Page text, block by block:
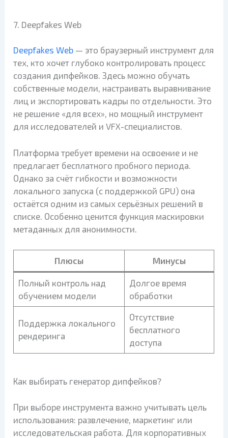
7. Deepfakes Web
Deepfakes Web — это браузерный инструмент для
тех, кто хочет глубоко контролировать процесс
создания дипфейков. Здесь можно обучать
собственные модели, настраивать выравнивание
лиц и экспортировать кадры по отдельности. Это
не решение «для всех», но мощный инструмент
для исследователей и VFX-специалистов.
Платформа требует времени на освоение и не
предлагает бесплатного пробного периода.
Однако за счёт гибкости и возможности
локального запуска (с поддержкой GPU) она
остаётся одним из самых серьёзных решений в
списке. Особенно ценится функция маскировки
метаданных для анонимности.
Плюсы Минусы
Полный контроль над
обучением модели
Долгое время
обработки
Поддержка локального
рендеринга
Отсутствие
бесплатного
доступа
Как выбирать генератор дипфейков?
При выборе инструмента важно учитывать цель
использования: развлечение, маркетинг или
исследовательская работа. Для корпоративных